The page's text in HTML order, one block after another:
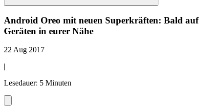
Android Oreo mit neuen Superkräften: Bald auf
Geräten in eurer Nähe
22 Aug 2017
|
Lesedauer: 5 Minuten